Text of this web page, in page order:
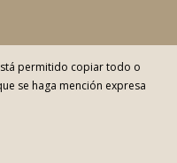
permitido copiar todo o
se haga mención expresa